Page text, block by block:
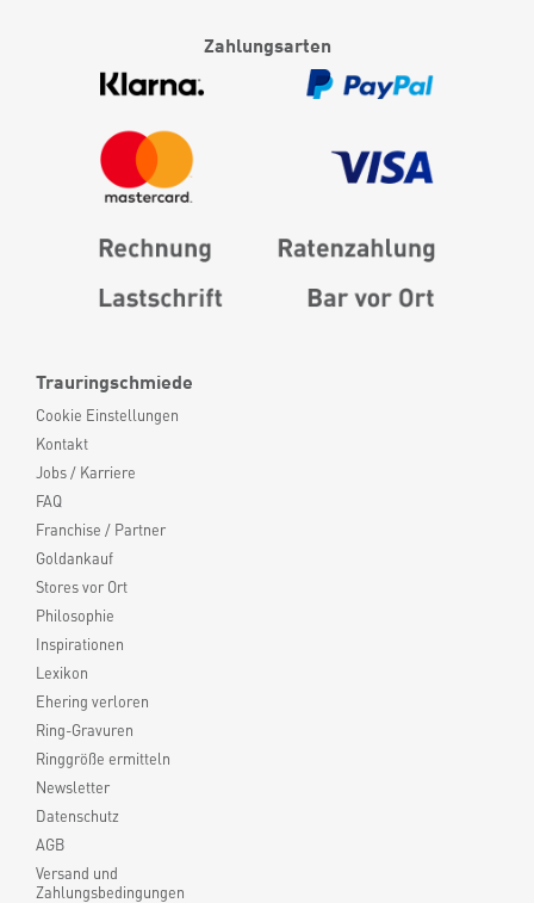
Trauringschmiede
Cookie Einstellungen
Kontakt
Jobs / Karriere
FAQ
Franchise / Partner
Goldankauf
Stores vor Ort
Philosophie
Inspirationen
Lexikon
Ehering verloren
Ring-Gravuren
Ringgröße ermitteln
Newsletter
Datenschutz
AGB
Versand und
Zahlungsbedingungen
Zahlungsarten